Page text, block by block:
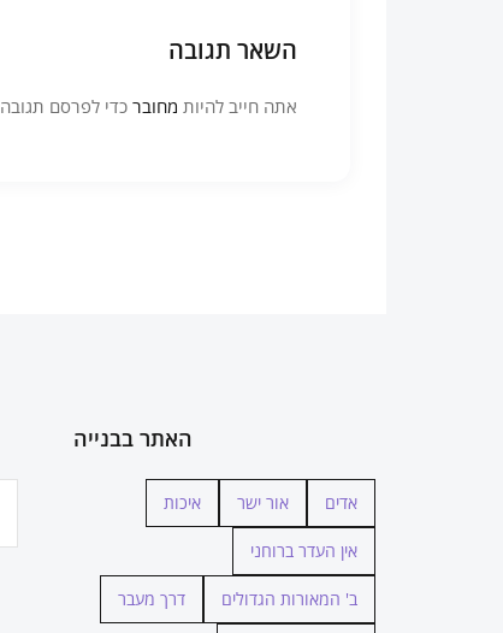
השאר תגובה
אתה חייב להיות מחובר כדי לפרסם תגובה
האתר בבנייה
אדים אור ישר איכות
אין העדר ברוחני
ב' המאורות הגדולים דרך מעבר